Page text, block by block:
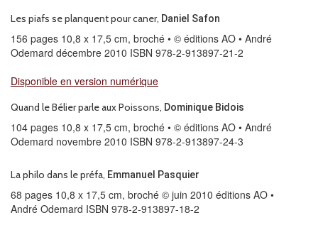
Les piafs se planquent pour caner, Daniel Safon
156 pages 10,8 x 17,5 cm, broché • © éditions AO • André
Odemard décembre 2010 ISBN 978-2-913897-21-2
Disponible en version numérique
Quand le Bélier parle aux Poissons, Dominique Bidois
104 pages 10,8 x 17,5 cm, broché • © éditions AO • André
Odemard novembre 2010 ISBN 978-2-913897-24-3
La philo dans le préfa, Emmanuel Pasquier
68 pages 10,8 x 17,5 cm, broché © juin 2010 éditions AO •
André Odemard ISBN 978-2-913897-18-2